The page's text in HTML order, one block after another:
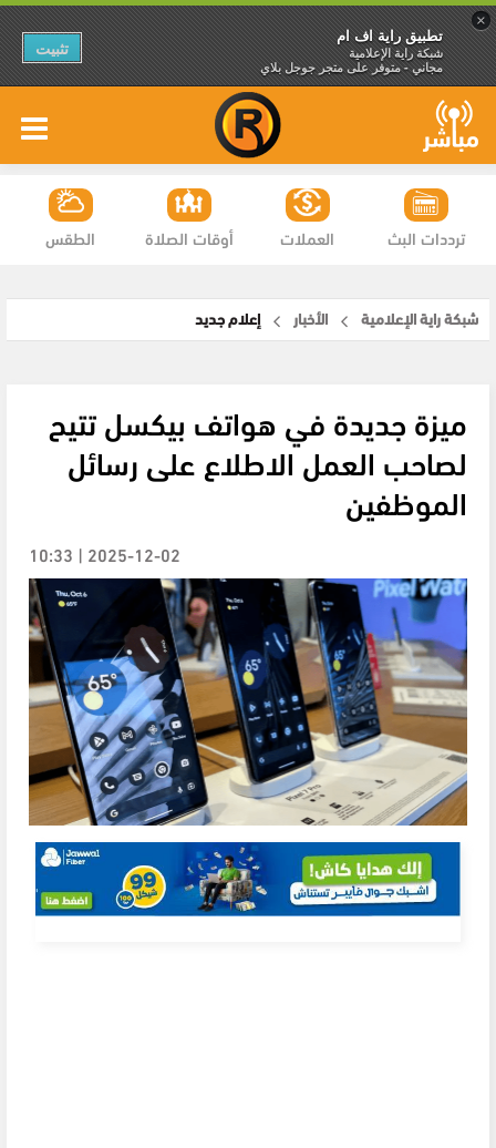
×
تطبيق راية اف ام
شبكة راية الإعلامية
مجاني - متوفر على متجر جوجل بلاي
تثبيت
الطقس أوقات الصلاة العملات ترددات البث
شبكة راية الإعلامية الأخبار إعلام جديد
ميزة جديدة في هواتف بيكسل تتيح
لصاحب العمل الاطلاع على رسائل
الموظفين
2025-12-02 | 10:33